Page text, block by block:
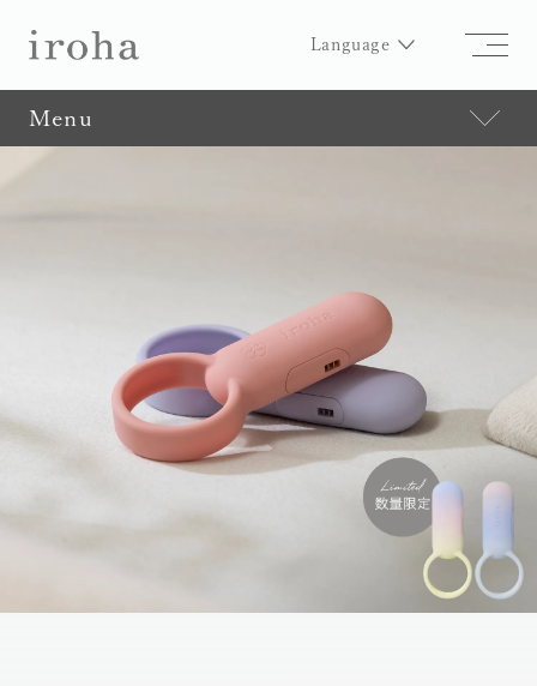
Language
Menu